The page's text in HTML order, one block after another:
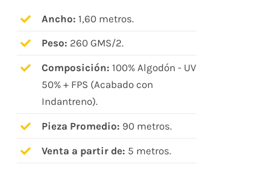
Ancho: 1,60 metros.
Peso: 260 GMS/2.
Composición: 100% Algodón - UV
50% + FPS (Acabado con
Indantreno).
Pieza Promedio: 90 metros.
Venta a partir de: 5 metros.